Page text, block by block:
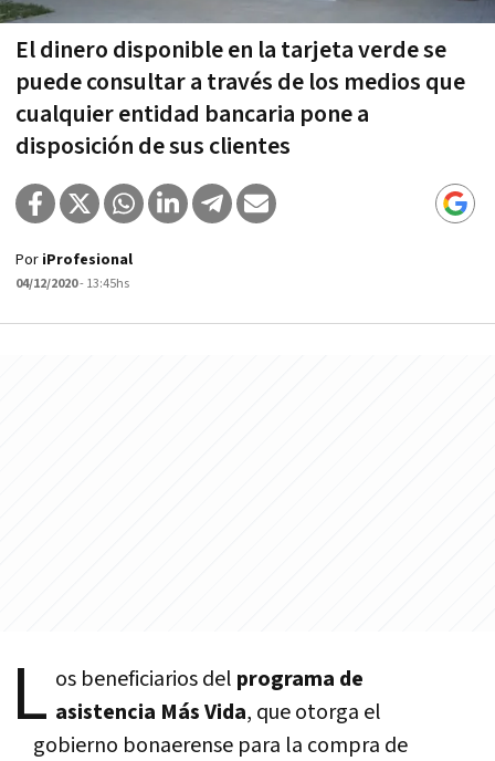
El dinero disponible en la tarjeta verde se
puede consultar a través de los medios que
cualquier entidad bancaria pone a
disposición de sus clientes
Por iProfesional
04/12/2020- 13:45hs
L os beneficiarios del programa de
asistencia Más Vida, que otorga el
gobierno bonaerense para la compra de